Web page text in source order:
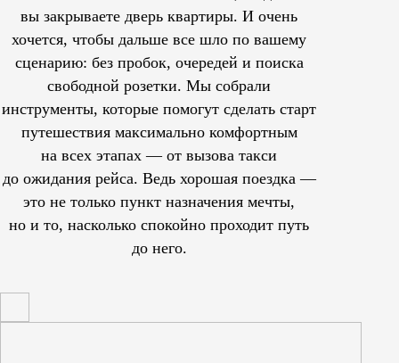
вы закрываете дверь квартиры. И очень
хочется, чтобы дальше все шло по вашему
сценарию: без пробок, очередей и поиска
свободной розетки. Мы собрали
инструменты, которые помогут сделать старт
путешествия максимально комфортным
на всех этапах — от вызова такси
до ожидания рейса. Ведь хорошая поездка —
это не только пункт назначения мечты,
но и то, насколько спокойно проходит путь
до него.